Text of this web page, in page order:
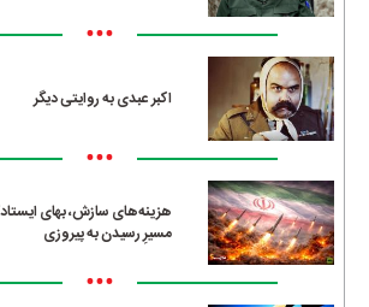
•••
اکبر عبدی به روایتی دیگر
•••
هزینه‌های سازش، بهای
مسیرِ رسیدن به پیروزی
•••